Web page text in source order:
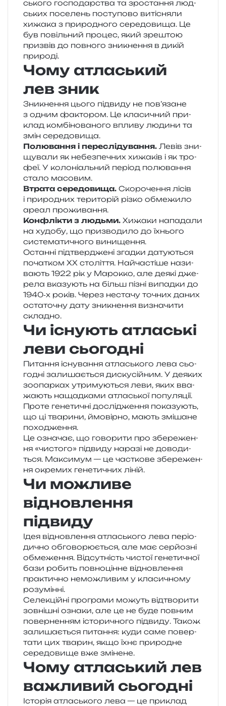
сько­го госпо­дар­ства та зро­ста­н­ня люд­
ських посе­лень посту­по­во виті­сня­ли
хижа­ка з при­ро­дно­го сере­до­ви­ща. Це
був повіль­ний про­цес, який зре­штою
при­звів до пов­но­го зни­кне­н­ня в дикій
природі.
Чому атласький
лев зник
Зникнення цього під­ви­ду не пов’язане
з одним факто­ром. Це кла­си­чний при­
клад ком­бі­но­ва­но­го впли­ву люди­ни та
змін середовища.
Полювання і пере­слі­ду­ва­н­ня. Левів зни­
щу­ва­ли як небез­пе­чних хижа­ків і як тро­
феї. У коло­ні­аль­ний пері­од полю­ва­н­ня
стало масовим.
Втрата сере­до­ви­ща. Скорочення лісів
і при­ро­дних тери­то­рій різко обме­жи­ло
ареал проживання.
Конфлікти з людьми. Хижаки напа­да­ли
на худо­бу, що при­зво­ди­ло до їхньо­го
систе­ма­ти­чно­го винищення.
Останні під­твер­дже­ні згад­ки дату­ю­ться
поча­тком XX сто­лі­т­тя. Найчастіше нази­
ва­ють 1922 рік у Марокко, але деякі дже­
ре­ла вка­зу­ють на більш пізні випад­ки до
1940‑х років. Через неста­чу точних даних
оста­то­чну дату зни­кне­н­ня визна­чи­ти
складно.
Чи існують атлаські
леви сьогодні
Питання існу­ва­н­ня атла­сько­го лева сьо­
го­дні зали­ша­є­ться дис­ку­сій­ним. У деяких
зоо­пар­ках утри­му­ю­ться леви, яких вва­
жа­ють нащад­ка­ми атла­ської попу­ля­ції.
Проте гене­ти­чні дослі­дже­н­ня пока­зу­ють,
що ці тва­ри­ни, ймо­вір­но, мають змі­ша­не
походження.
Це озна­чає, що гово­ри­ти про збе­ре­же­н­
ня «чисто­го» під­ви­ду нара­зі не дово­ди­
ться. Максимум — це час­тко­ве збе­ре­же­н­
ня окре­мих гене­ти­чних ліній.
Чи можливе
відновлення
підвиду
Ідея від­нов­ле­н­ня атла­сько­го лева пері­о­
ди­чно обго­во­рю­є­ться, але має сер­йо­зні
обме­же­н­ня. Відсутність чистої гене­ти­чної
бази робить пов­но­цін­не від­нов­ле­н­ня
пра­кти­чно немо­жли­вим у кла­си­чно­му
розумінні.
Селекційні про­гра­ми можуть від­тво­ри­ти
зов­ні­шні озна­ки, але це не буде пов­ним
повер­не­н­ням істо­ри­чно­го під­ви­ду. Також
зали­ша­є­ться пита­н­ня: куди саме повер­
та­ти цих тва­рин, якщо їхнє при­ро­дне
сере­до­ви­ще вже змінене.
Чому атласький лев
важливий сьогодні
Історія атла­сько­го лева — це при­клад